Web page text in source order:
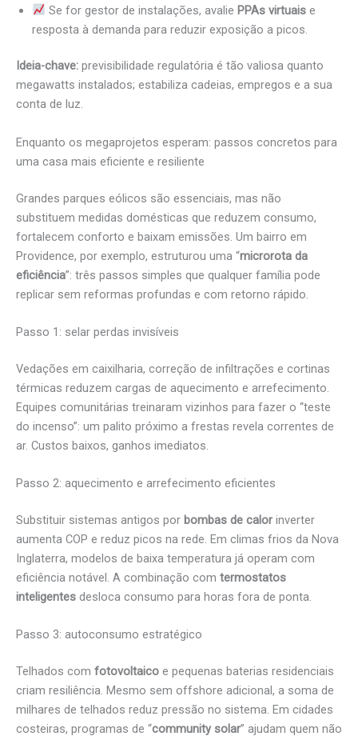
Se for gestor de instalações, avalie PPAs virtuaise
resposta à demanda para reduzir exposição a picos.
Ideia-chave: previsibilidade regulatória é tão valiosa quanto
megawatts instalados; estabiliza cadeias, empregos e a sua
conta de luz.
Enquanto os megaprojetos esperam: passos concretos para
uma casa mais eficiente e resiliente
Grandes parques eólicos são essenciais, mas não
substituem medidas domésticas que reduzem consumo,
fortalecem conforto e baixam emissões. Um bairro em
Providence, por exemplo, estruturou uma “microrota da
eficiência”: três passos simples que qualquer família pode
replicar sem reformas profundas e com retorno rápido.
Passo 1: selar perdas invisíveis
Vedações em caixilharia, correção de infiltrações e cortinas
térmicas reduzem cargas de aquecimento e arrefecimento.
Equipes comunitárias treinaram vizinhos para fazer o “teste
do incenso”: um palito próximo a frestas revela correntes de
ar. Custos baixos, ganhos imediatos.
Passo 2: aquecimento e arrefecimento eficientes
Substituir sistemas antigos por bombas de calor inverter
aumenta COP e reduz picos na rede. Em climas frios da Nova
Inglaterra, modelos de baixa temperatura já operam com
eficiência notável. A combinação com termostatos
inteligentes desloca consumo para horas fora de ponta.
Passo 3: autoconsumo estratégico
Telhados com fotovoltaico e pequenas baterias residenciais
criam resiliência. Mesmo sem offshore adicional, a soma de
milhares de telhados reduz pressão no sistema. Em cidades
costeiras, programas de “community solar” ajudam quem não